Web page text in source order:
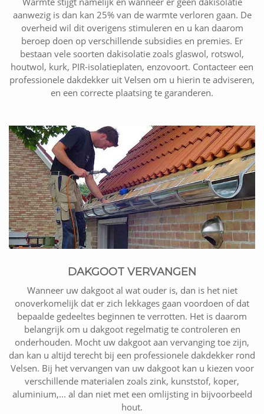
aanwezig is dan kan 25% van de warmte verloren gaan. De
overheid wil dit overigens stimuleren en u kan daarom
beroep doen op verschillende subsidies en premies. Er
bestaan vele soorten dakisolatie zoals glaswol, rotswol,
houtwol, kurk, PIR-isolatieplaten, enzovoort. Contacteer een
professionele dakdekker uit Velsen om u hierin te adviseren,
en een correcte plaatsing te garanderen.
DAKGOOT VERVANGEN
Wanneer uw dakgoot al wat ouder is, dan is het niet
onoverkomelijk dat er zich lekkages gaan voordoen of dat
bepaalde gedeeltes beginnen te verrotten. Het is daarom
belangrijk om u dakgoot regelmatig te controleren en
onderhouden. Mocht uw dakgoot aan vervanging toe zijn,
dan kan u altijd terecht bij een professionele dakdekker rond
Velsen. Bij het vervangen van uw dakgoot kan u kiezen voor
verschillende materialen zoals zink, kunststof, koper,
aluminium,... al dan niet met een omlijsting in bijvoorbeeld
hout.